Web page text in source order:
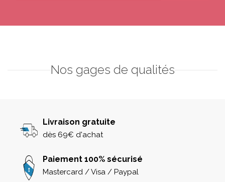
Nos gages de qualités
Livraison gratuite
dès 69€ d'achat
Paiement 100% sécurisé
Mastercard / Visa / Paypal